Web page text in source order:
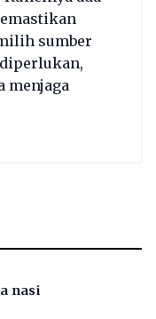
sumber
menjaga
nasi